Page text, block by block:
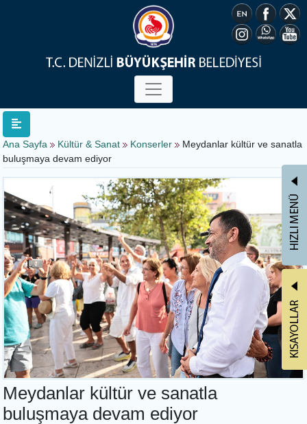
Ana Sayfa Kültür & Sanat Konserler
Meydanlar kültür ve sanatla
buluşmaya devam ediyor
Meydanlar kültür ve sanatla
buluşmaya devam ediyor